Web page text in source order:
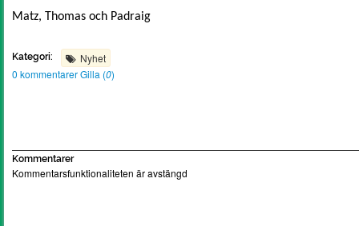
Matz, Thomas och Padraig
Kategori:
Nyhet
0 kommentarerGilla (0)
Kommentarer
Kommentarsfunktionaliteten är avstängd